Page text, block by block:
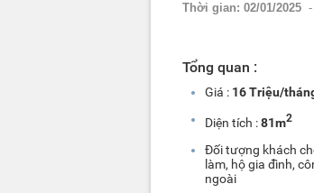
Thời gian: 02/01/2025 -
Tổng quan :
Giá : 16 Triệu/
Diện tích :81m2
Đối tượng khách
làm, hộ gia đình,
ngoài